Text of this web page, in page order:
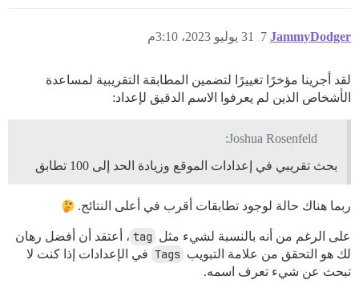
JammyDodger 31 يوليو 2023، 3:10م 7
لقد أجرينا مؤخرًا تغييرًا لتضمين المطابقة التقريبية لمساعدة
الأشخاص الذين لم يعرفوا الاسم الدقيق لإعداد:
Joshua Rosenfeld:
بحث تقريبي في إعدادات الموقع وزيادة الحد إلى 100 تطابق
ربما هناك حالة لوجود تطابقات أقرب في أعلى النتائج.
على الرغم من أنه بالنسبة لشيء مثل tag ، أعتقد أن أفضل رهان
لك هو التحقق من علامة التبويب Tags في الإعدادات إذا كنت لا
تبحث عن شيء تعرف اسمه.